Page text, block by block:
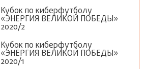
Кубок по киберфутболу
«ЭНЕРГИЯ ВЕЛИКОЙ ПОБЕДЫ»
2020/2
Кубок по киберфутболу
«ЭНЕРГИЯ ВЕЛИКОЙ ПОБЕДЫ»
2020/1